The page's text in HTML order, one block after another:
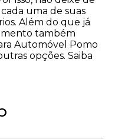
uma de suas
Além do que já
também
Automóvel Pomo
opções. Saiba